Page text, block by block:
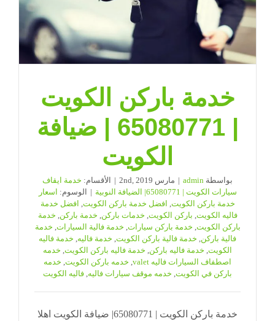
خدمة باركن الكويت
| 65080771 | ضيافة
الكويت
بواسطة admin
| مارس 2nd, 2019 | الأقسام: خدمة ايقاف
سيارات الكويت | 65080771| الضيافة النوبية
| الوسوم: اسعار
خدمة باركن الكويت افضل خدمة باركن الكويت افضل خدمة
فاليه الكويت باركن الكويت خدمات باركن خدمة باركن خدمة
باركن الكويت خدمة باركن سيارات خدمة فالية السيارات خدمة
فالية باركن خدمة فالية باركن الكويت خدمة فاليه خدمة فاليه
الكويت خدمة فاليه باركن خدمة فاليه باركن الكويت خدمه
اصطفاف السيارات فاليه valet
خدمه باركن الكويت خدمه
باركن في الكويت خدمه موقف سيارات فاليه فاليه الكويت
خدمة باركن الكويت | 65080771| ضيافة الكويت اهلا